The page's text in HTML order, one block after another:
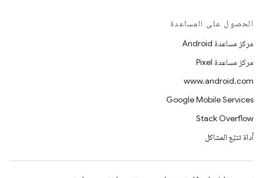
الحصول على المساعدة
مركز مساعدة Android
مركز مساعدة Pixel
www.android.com
Google Mobile Services
Stack Overflow
أداة تتبّع المشاكل